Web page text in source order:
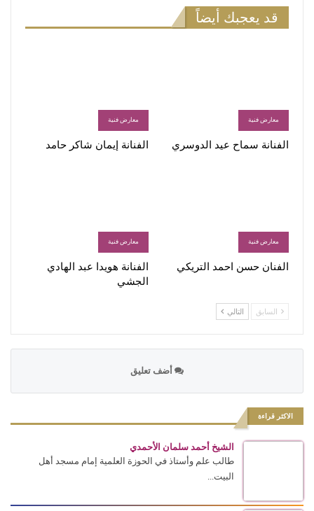
قد يعجبك أيضاً
معارض فنية
الفنانة سماح عيد الدوسري
معارض فنية
الفنانة إيمان شاكر حامد
معارض فنية
الفنان حسن احمد التريكي
معارض فنية
الفنانة هويدا عبد الهادي
الجشي
السابق التالي
أضف تعليق
الاكثر قراءة
الشيخ أحمد سلمان الأحمدي
طالب علم وأستاذ في الحوزة العلمية إمام مسجد أهل
البيت...